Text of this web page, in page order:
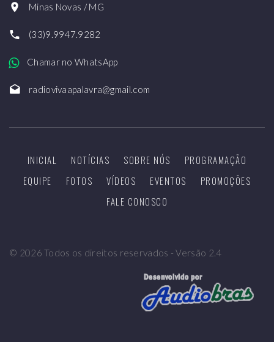
Minas Novas / MG
(33)9.9947.9282
Chamar no WhatsApp
radiovivaapalavra@gmail.com
INICIAL NOTÍCIAS SOBRE NÓS
PROGRAMAÇÃO
EQUIPE
FOTOS VÍDEOS EVENTOS
PROMOÇÕES
FALE CONOSCO
© 2026 Todos os direitos reservados - Versão 2.4